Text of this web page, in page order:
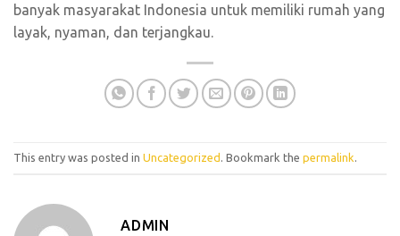
banyak masyarakat Indonesia untuk memiliki rumah yang
layak, nyaman, dan terjangkau.
This entry was posted in Uncategorized . Bookmark the permalink.
ADMIN